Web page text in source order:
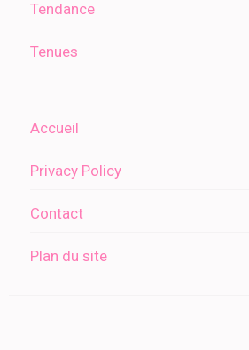
Tendance
Tenues
Accueil
Privacy Policy
Contact
Plan du site